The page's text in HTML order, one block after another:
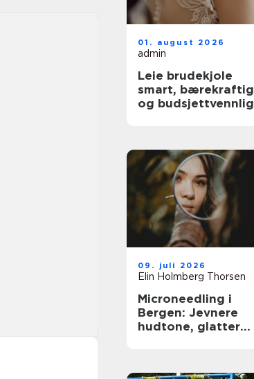
01. august 2026
admin
Leie brudekjole
smart, bærekraftig
og budsjettvennlig
09. juli 2026
Elin Holmberg Thorsen
Microneedling i
Bergen: Jevnere
hudtone, glattere